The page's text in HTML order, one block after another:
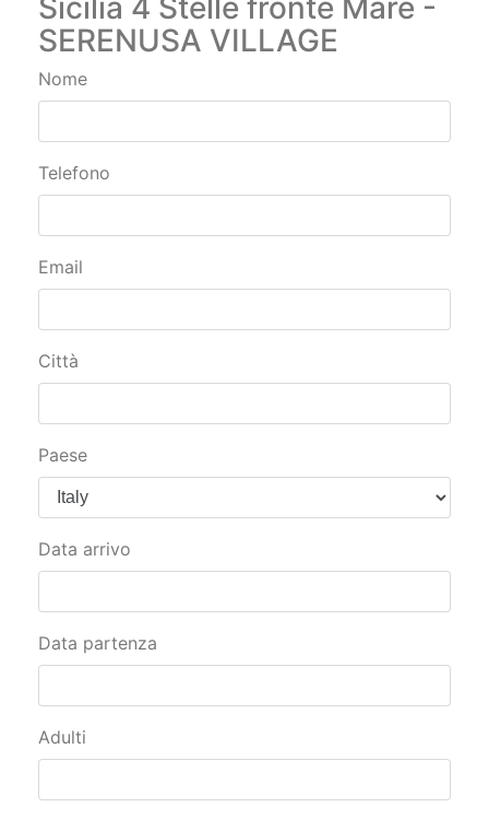
Sicilia 4 Stelle fronte Mare -
SERENUSA VILLAGE
Nome
Telefono
Email
Città
Paese
Data arrivo
Data partenza
Adulti